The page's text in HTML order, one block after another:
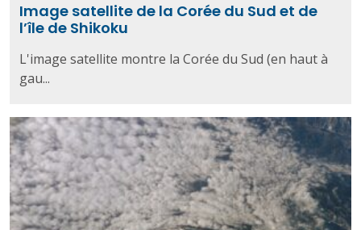
Image satellite de la Corée du Sud et de
l’île de Shikoku
L'image satellite montre la Corée du Sud (en haut à
gau...